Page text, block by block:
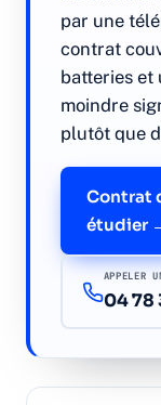
Qui sommes-
Études de cas
Blog
Devis gratuit →
par une
contrat
batteries et
moindre
plutôt que
Contrat
étudier
APPELER
04 78